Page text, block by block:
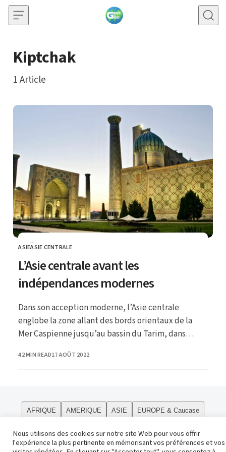
Skip to content
Kiptchak
1Article
CATEGORY
ASIEASIE CENTRALE
L’Asie centrale avant les
indépendances modernes
Dans son acception moderne, l’Asie centrale
englobe la zone allant des bords orientaux de la
Mer Caspienne jusqu’au bassin du Tarim, dans
Mongolie et la Sibérie orientale, sont plutôt
42 MIN READPUBLISHED
17 AOÛT 2022
AFRIQUE AMERIQUE ASIE EUROPE & Caucase
Contact
Nous utilisons des cookies sur notre site Web pour vous offrir
l'expérience la plus pertinente en mémorisant vos préférences et vos